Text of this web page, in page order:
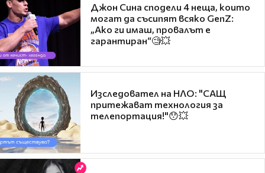
Джон Сина сподели 4 неща, които
могат да съсипят всяко GenZ:
„Ако ги имаш, провалът е
гарантиран“🧐💥
Изследовател на НЛО: "САЩ
притежават технология за
телепортация!"😯💥